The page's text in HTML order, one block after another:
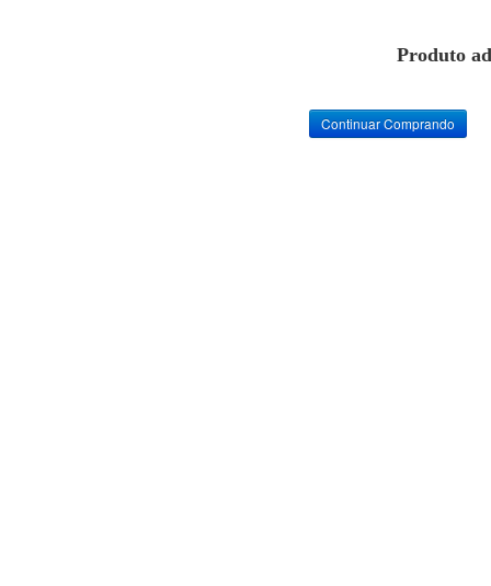
Produto
Continuar Comprando